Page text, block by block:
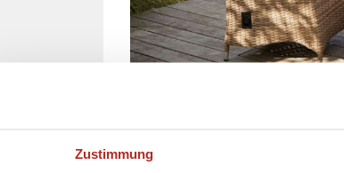
Zustimmung
Ein Komplettset verleiht Ihrem
Outdoorbereiche wie